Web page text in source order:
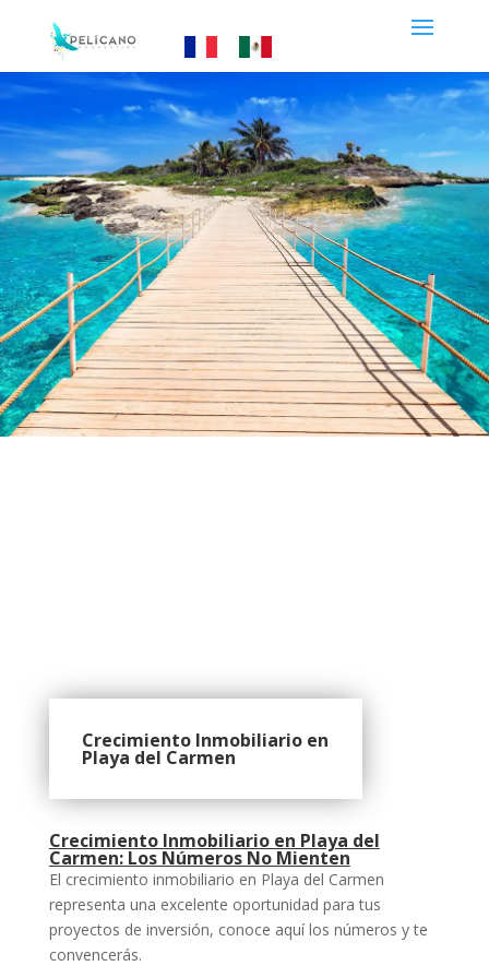
Crecimiento Inmobiliario en
Playa del Carmen
Crecimiento Inmobiliario en Playa del
Carmen: Los Números No Mienten
El crecimiento inmobiliario en Playa del Carmen
representa una excelente oportunidad para tus
proyectos de inversión, conoce aquí los números y te
convencerás.